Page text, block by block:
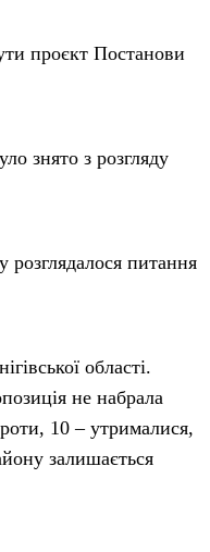
проєкт Постанови
знято з розгляду
розглядалося питання
області.
не набрала
10 – утрималися,
залишається